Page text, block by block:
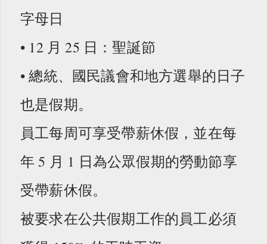
字母日
• 12 月 25 日：聖誕節
• 總統、國民議會和地方選舉的日子
也是假期。
員工每周可享受帶薪休假，並在每
年 5 月 1 日為公眾假期的勞動節享
受帶薪休假。
被要求在公共假期工作的員工必須